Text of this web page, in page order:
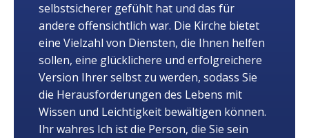
selbstsicherer gefühlt hat und das für
andere offensichtlich war. Die Kirche bietet
eine Vielzahl von Diensten, die Ihnen helfen
sollen, eine glücklichere und erfolgreichere
Version Ihrer selbst zu werden, sodass Sie
die Herausforderungen des Lebens mit
Wissen und Leichtigkeit bewältigen können.
Ihr wahres Ich ist die Person, die Sie sein